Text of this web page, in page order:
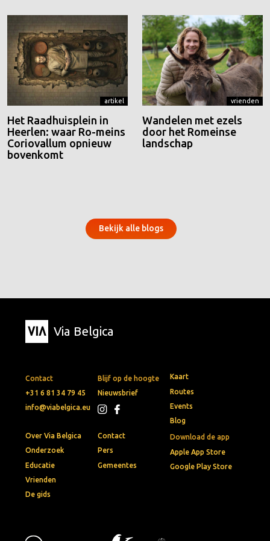
artikel
Het Raadhuisplein in
Heerlen: waar Ro-meins
Coriovallum opnieuw
bovenkomt
vrienden
Wandelen met ezels
door het Romeinse
landschap
Bekijk alle blogs
Via Belgica
Contact
+31 6 81 34 79 45
info@viabelgica.eu
Blijf op de hoogte
Nieuwsbrief
Download de app
Apple App Store
Google Play Store
Kaart
Routes
Events
Blog
Over Via Belgica
Onderzoek
Educatie
Vrienden
De gids
Contact
Pers
Gemeentes